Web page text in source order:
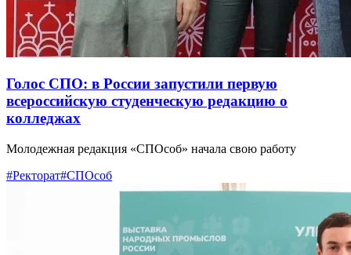
Голос СПО: в России запустили первую
всероссийскую студенческую редакцию о
колледжах
Молодежная редакция «СПОсоб» начала свою работу
#Ректорат#СПОсоб